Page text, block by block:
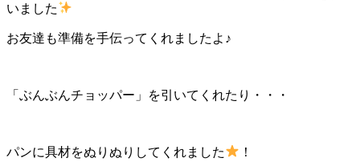
いました
お友達も準備を手伝ってくれましたよ♪
「ぶんぶんチョッパー」を引いてくれたり・・・
パンに具材をぬりぬりしてくれました ！